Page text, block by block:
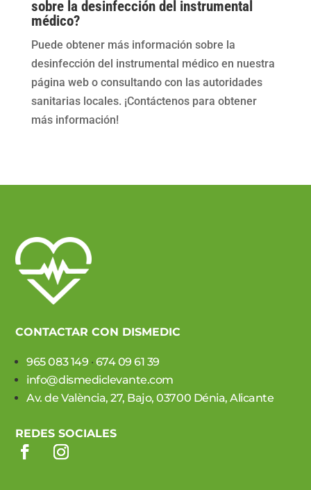
sobre la desinfección del instrumental
médico?
Puede obtener más información sobre la
desinfección del instrumental médico en nuestra
página web o consultando con las autoridades
sanitarias locales. ¡Contáctenos para obtener
más información!
CONTACTAR CON DISMEDIC
965 083 149 · 674 09 61 39
info@dismediclevante.com
Av. de València, 27, Bajo, 03700 Dénia, Alicante
REDES SOCIALES